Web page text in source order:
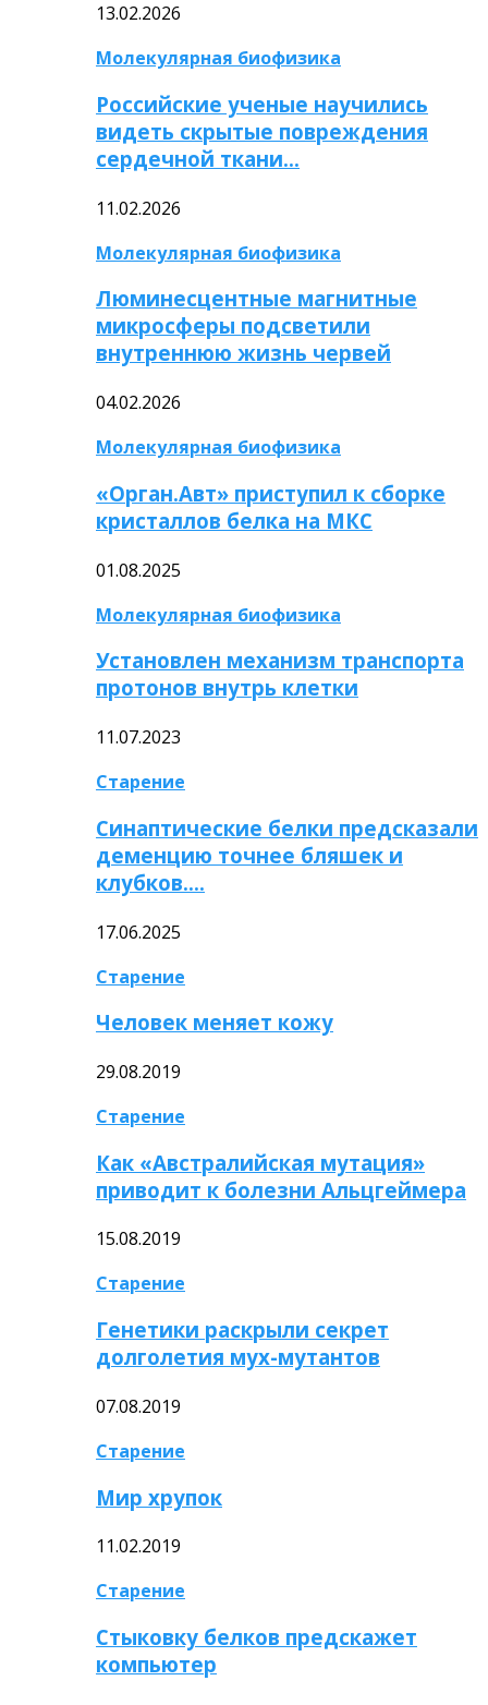
13.02.2026
Молекулярная биофизика
Российские ученые научились
видеть скрытые повреждения
сердечной ткани…
11.02.2026
Молекулярная биофизика
Люминесцентные магнитные
микросферы подсветили
внутреннюю жизнь червей
04.02.2026
Молекулярная биофизика
«Орган.Авт» приступил к сборке
кристаллов белка на МКС
01.08.2025
Молекулярная биофизика
Установлен механизм транспорта
протонов внутрь клетки
11.07.2023
Старение
Синаптические белки предсказали
деменцию точнее бляшек и
клубков….
17.06.2025
Старение
Человек меняет кожу
29.08.2019
Старение
Как «Австралийская мутация»
приводит к болезни Альцгеймера
15.08.2019
Старение
Генетики раскрыли секрет
долголетия мух-мутантов
07.08.2019
Старение
Мир хрупок
11.02.2019
Старение
Стыковку белков предскажет
компьютер